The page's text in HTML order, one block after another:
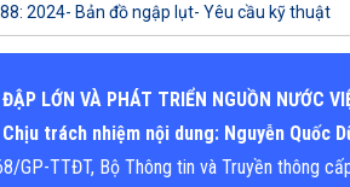
2024- Bản đồ ngập lụt- Yêu cầu kỹ thuật
LỚN VÀ PHÁT TRIỂN NGUỒN NƯỚC
Chịu trách nhiệm nội dung: Nguyễn Quốc
GP-TTĐT, Bộ Thông tin và Truyền thông